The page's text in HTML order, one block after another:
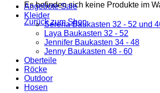
Es befinden sich keine Produkte im
Zurück zum Shop
Angebote Sale
Kleider
Serena Baukasten 32 - 52 und
Laya Baukasten 32 - 52
Jennifer Baukasten 34 - 48
Jenny Baukasten 48 - 60
Oberteile
Röcke
Outdoor
Hosen